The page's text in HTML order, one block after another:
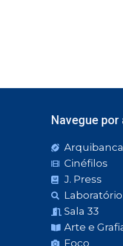
Navegue por
Cinéfilos
J. Press
Laboratório
Sala 33
Arte e
Foco